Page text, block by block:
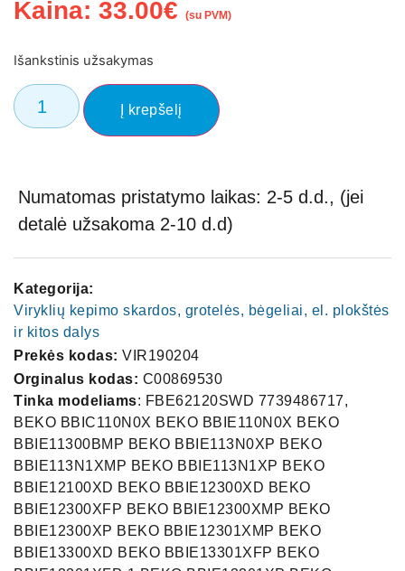
Kaina: 33.00€ (su PVM)
Išankstinis užsakymas
Į krepšelį
Numatomas pristatymo laikas: 2-5 d.d., (jei
detalė užsakoma 2-10 d.d)
Kategorija:
Viryklių kepimo skardos, grotelės, bėgeliai, el. plokštės
ir kitos dalys
Prekės kodas: VIR190204
Orginalus kodas: C00869530
Tinka modeliams: FBE62120SWD 7739486717,
BEKO BBIC110N0X BEKO BBIE110N0X BEKO
BBIE11300BMP BEKO BBIE113N0XP BEKO
BBIE113N1XMP BEKO BBIE113N1XP BEKO
BBIE12100XD BEKO BBIE12300XD BEKO
BBIE12300XFP BEKO BBIE12300XMP BEKO
BBIE12300XP BEKO BBIE12301XMP BEKO
BBIE13300XD BEKO BBIE13301XFP BEKO